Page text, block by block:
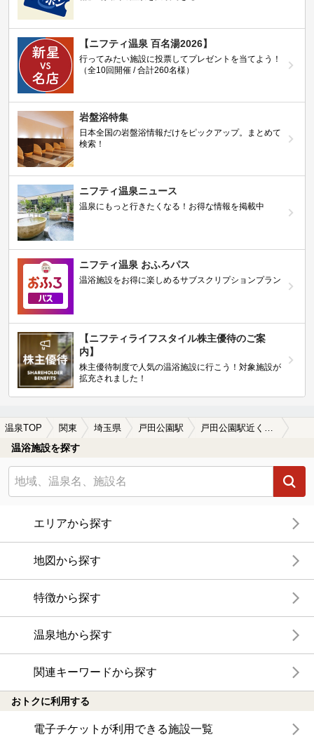
【ニフティ温泉 百名湯2026】
行ってみたい施設に投票してプレゼントを当てよう！
（全10回開催 / 合計260名様）
岩盤浴特集
日本全国の岩盤浴情報だけをピックアップ。まとめて
検索！
ニフティ温泉ニュース
温泉にもっと行きたくなる！お得な情報を掲載中
ニフティ温泉 おふろパス
温浴施設をお得に楽しめるサブスクリプションプラン
【ニフティライフスタイル株主優待のご案
内】
株主優待制度で人気の温浴施設に行こう！対象施設が
拡充されました！
温泉TOP 関東 埼玉県 戸田公園駅 戸田公園駅近くの温泉宿・温泉旅館・ホテルおすすめ(2026年版)
温浴施設を探す
エリアから探す
地図から探す
特徴から探す
温泉地から探す
関連キーワードから探す
おトクに利用する
電子チケットが利用できる施設一覧